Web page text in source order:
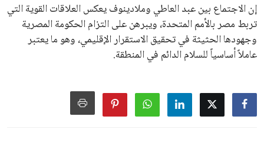
إن الاجتماع بين عبد العاطي وملادينوف يعكس العلاقات القوية التي
تربط مصر بالأمم المتحدة، ويبرهن على التزام الحكومة المصرية
وجهودها الحثيثة في تحقيق الاستقرار الإقليمي، وهو ما يعتبر
عاملاً أساسياً للسلام الدائم في المنطقة.